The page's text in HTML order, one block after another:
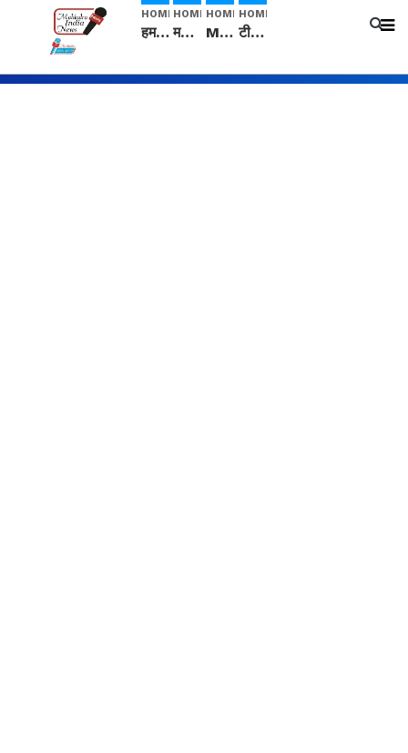
HOME
हम सनातनी..." सांसद kangana Ranaut से क्या बोली लड़की? Viral Jantar-Mantar | CJP protest
HOME
मनीषा हत्याकांड: हत्या, आत्महत्या या कोई बड़ा राज? | Full Story | Josh Haryana
HOME
Mangalsutra: हिंदू धर्म में शादी के बाद मंगलसूत्र क्यों पहनती है महिलाएं, किसने शुरु की ये परंपरा
HOME
टीम बीकेई ने एग्रीकल्चर ग्रेड की यूरिया खाद गट्टों में बदलकर टेक्निकल ग्रेड में बेचने वालों पर करवाई कार्रवाई: लखविंदर सिंह औलख